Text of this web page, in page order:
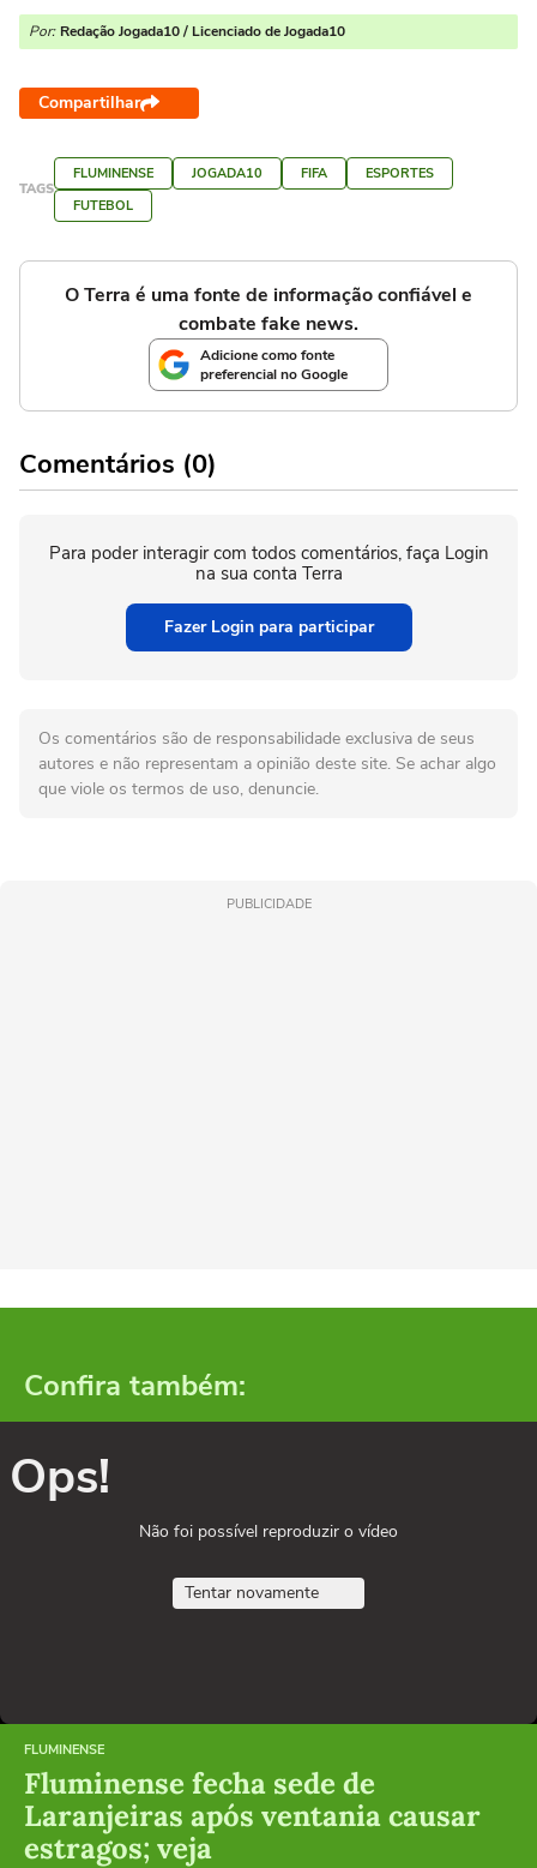
Por: Redação Jogada10 / Licenciado de Jogada10
Compartilhar
TAGS
FLUMINENSE JOGADA10 FIFA
ESPORTES
FUTEBOL
O Terra é uma fonte de informação confiável e
combate fake news.
Adicione como fonte
preferencial no Google
Comentários (0)
Para poder interagir com todos comentários, faça Login
na sua conta Terra
Fazer Login para participar
Os comentários são de responsabilidade exclusiva de seus
autores e não representam a opinião deste site. Se achar algo
que viole os termos de uso, denuncie.
PUBLICIDADE
Confira também:
Ops!
Não foi possível reproduzir o vídeo
Tentar novamente
FLUMINENSE
Fluminense fecha sede de
Laranjeiras após ventania causar
estragos; veja